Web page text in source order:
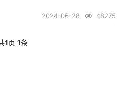
2024-06-28 48275
1页 1条